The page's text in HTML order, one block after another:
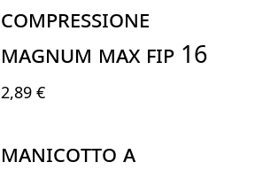
COMPRESSIONE
MAGNUM MAX FIP 16
2,89 €
MANICOTTO A